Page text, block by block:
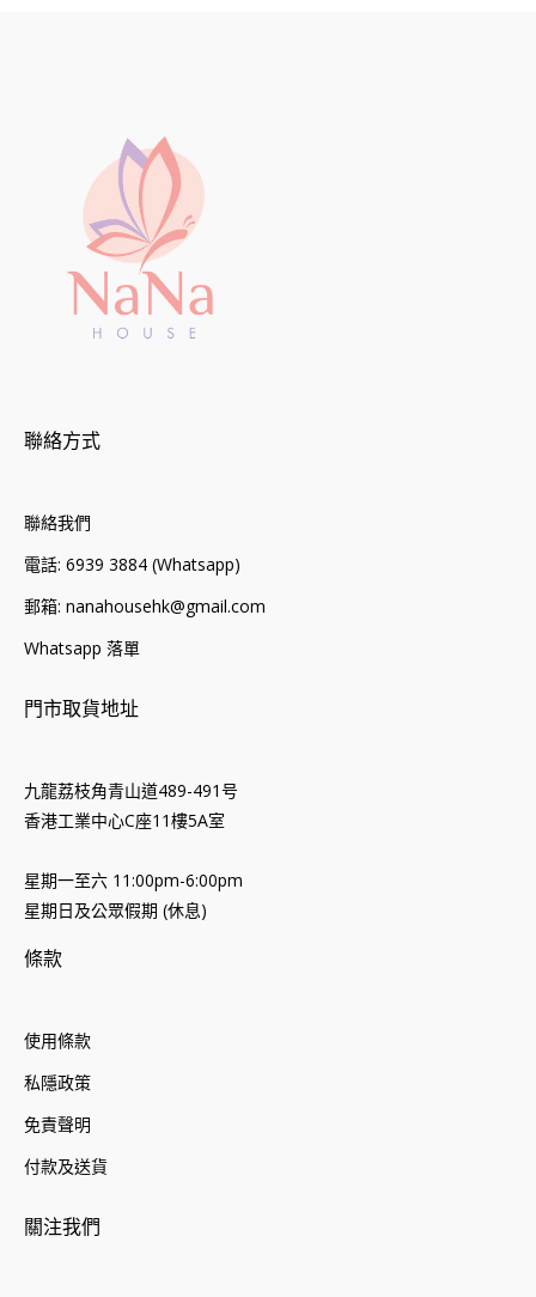
聯絡方式
聯絡我們
電話: 6939 3884 (Whatsapp)
郵箱: nanahousehk@gmail.com
Whatsapp 落單
門市取貨地址
九龍荔枝角青山道489-491号
香港工業中心C座11樓5A室
星期一至六 11:00pm-6:00pm
星期日及公眾假期 (休息)
條款
使用條款
私隱政策
免責聲明
付款及送貨
關注我們